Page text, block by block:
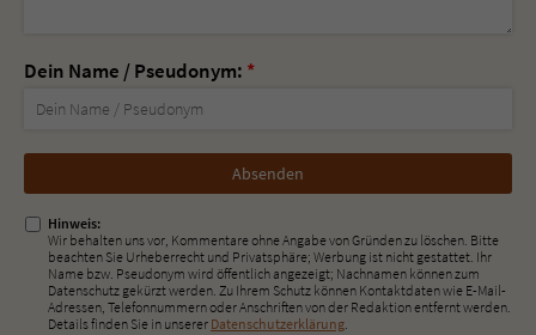
Dein Name / Pseudonym: *
Nicht
ausfüllen!
Hinweis:
Wir behalten uns vor, Kommentare ohne Angabe von Gründen zu löschen. Bitte
beachten Sie Urheberrecht und Privatsphäre; Werbung ist nicht gestattet. Ihr
Name bzw. Pseudonym wird öffentlich angezeigt; Nachnamen können zum
Datenschutz gekürzt werden. Zu Ihrem Schutz können Kontaktdaten wie E-Mail-
Adressen, Telefonnummern oder Anschriften von der Redaktion entfernt werden.
Details finden Sie in unserer Datenschutzerklärung.